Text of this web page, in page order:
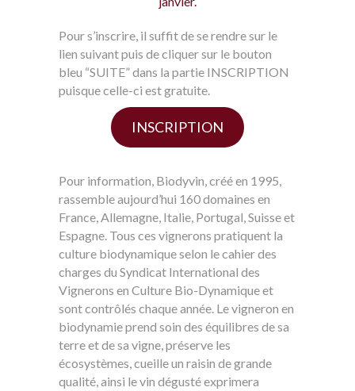
Pour s’inscrire, il suffit de se rendre sur le
lien suivant puis de cliquer sur le bouton
bleu “SUITE” dans la partie INSCRIPTION
puisque celle-ci est gratuite.
INSCRIPTION
Pour information, Biodyvin, créé en 1995,
rassemble aujourd’hui 160 domaines en
France, Allemagne, Italie, Portugal, Suisse et
Espagne. Tous ces vignerons pratiquent la
culture biodynamique selon le cahier des
charges du Syndicat International des
Vignerons en Culture Bio-Dynamique et
sont contrôlés chaque année. Le vigneron en
biodynamie prend soin des équilibres de sa
terre et de sa vigne, préserve les
écosystèmes, cueille un raisin de grande
qualité, ainsi le vin dégusté exprimera